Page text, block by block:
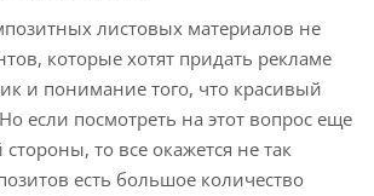
листовых материалов не
которые хотят придать рекламе
и понимание того, что красивый
если посмотреть на этот вопрос еще
стороны, то все окажется не так
есть большое количество